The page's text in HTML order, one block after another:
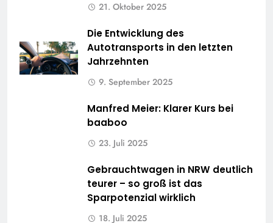
21. Oktober 2025
Die Entwicklung des
Autotransports in den letzten
Jahrzehnten
9. September 2025
Manfred Meier: Klarer Kurs bei
baaboo
23. Juli 2025
Gebrauchtwagen in NRW deutlich
teurer – so groß ist das
Sparpotenzial wirklich
18. Juli 2025